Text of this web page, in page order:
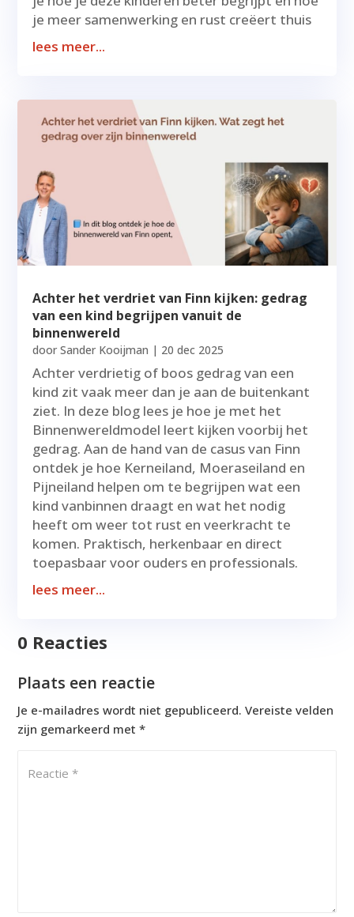
je meer samenwerking en rust creëert thuis
lees meer...
Achter het verdriet van Finn kijken: gedrag
van een kind begrijpen vanuit de
binnenwereld
doorSander Kooijman | 20 dec 2025
Achter verdrietig of boos gedrag van een
kind zit vaak meer dan je aan de buitenkant
ziet. In deze blog lees je hoe je met het
Binnenwereldmodel leert kijken voorbij het
gedrag. Aan de hand van de casus van Finn
ontdek je hoe Kerneiland, Moeraseiland en
Pijneiland helpen om te begrijpen wat een
kind vanbinnen draagt en wat het nodig
heeft om weer tot rust en veerkracht te
komen. Praktisch, herkenbaar en direct
toepasbaar voor ouders en professionals.
lees meer...
0 Reacties
Plaats een reactie
Je e-mailadres wordt niet gepubliceerd. Vereiste velden
zijn gemarkeerd met*